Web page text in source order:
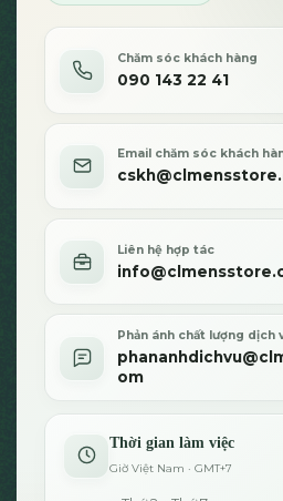
sản
phẩm
Chăm sóc khách hàng
090 143 22 41
Email chăm sóc khách
Liên hệ hợp tác
Phản ánh chất lượng dịch
om
Thời gian làm việc
Giờ Việt Nam · GMT+7